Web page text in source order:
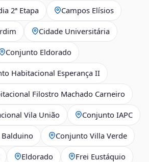
2ª Etapa Campos Elísios
Cidade Universitária
Conjunto Eldorado
Habitacional Esperança II
Filostro Machado Carneiro
Vila União Conjunto IAPC
Conjunto Villa Verde
Eldorado Frei Eustáquio